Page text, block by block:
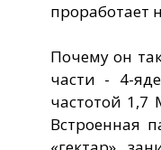
проработает
Почему он
части - 4-
частотой 1,7
Встроенная